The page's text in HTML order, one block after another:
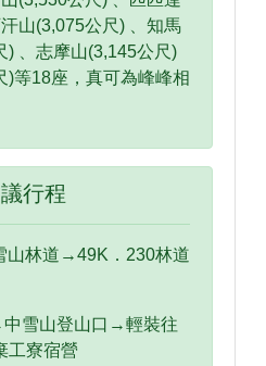
山(3,075公尺) 、知馬
) 、志摩山(3,145公尺)
)等18座，真可為峰峰相
行程
林道→49K．230林道
雪山登山口→輕裝往
工寮宿營